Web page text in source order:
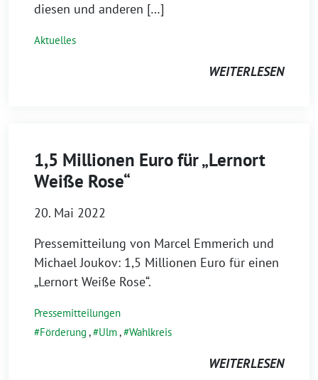
diesen und anderen […]
Aktuelles
WEITERLESEN
1,5 Millionen Euro für „Lernort
Weiße Rose“
20. Mai 2022
Pressemitteilung von Marcel Emmerich und
Michael Joukov: 1,5 Millionen Euro für einen
„Lernort Weiße Rose“.
Pressemitteilungen
Förderung , Ulm, Wahlkreis
WEITERLESEN